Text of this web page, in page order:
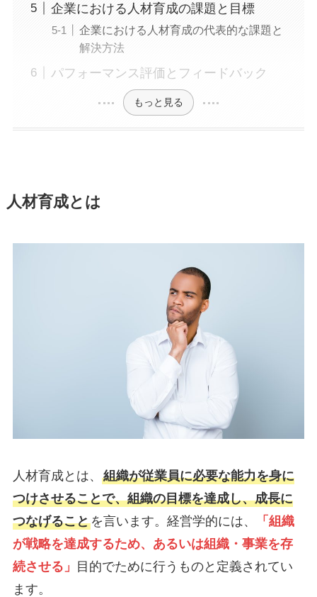
企業における人材育成の課題と目標
企業における人材育成の代表的な課題と
解決方法
パフォーマンス評価とフィードバック
もっと見る
人材育成とは
人材育成とは、 組織が従業員に必要な能力を身に
つけさせることで、​​組織の目標を達成し、成長に
つなげることを言います。経営学的には、
「組織
が戦略を達成するため、あるいは組織・事業を存
続させる」 目的でために行うものと定義されてい
ます。